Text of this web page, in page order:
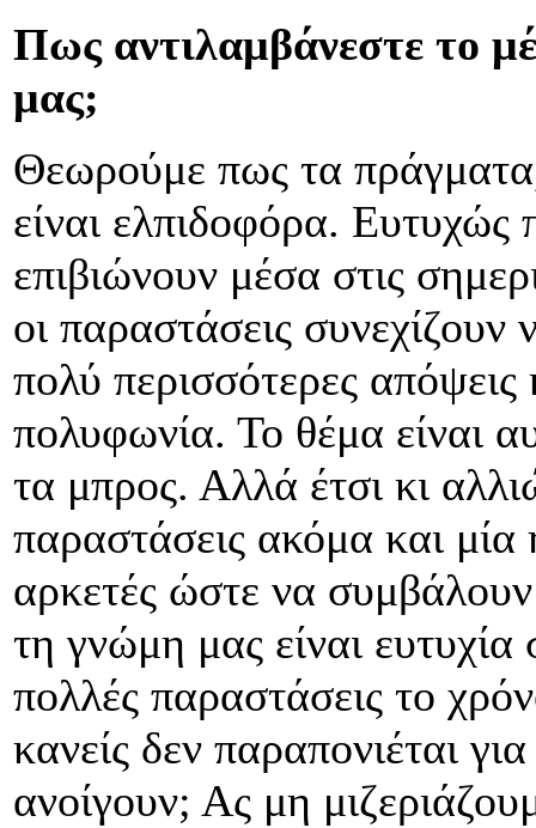
Πως αντιλαμβάνεστε το
μας;
Θεωρούμε πως τα
είναι ελπιδοφόρα.
επιβιώνουν μέσα στις
οι παραστάσεις
πολύ περισσότερες απόψεις
πολυφωνία. Το θέμα είναι
τα μπρος. Αλλά έτσι κι
παραστάσεις ακόμα και μία
αρκετές ώστε να
τη γνώμη μας είναι
πολλές παραστάσεις το
κανείς δεν παραπονιέται
ανοίγουν; Ας μη